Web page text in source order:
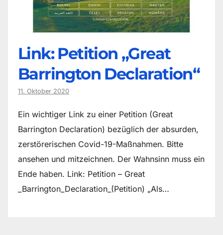
Link: Petition „Great
Barrington Declaration“
11. Oktober 2020
Ein wichtiger Link zu einer Petition (Great
Barrington Declaration) bezüglich der absurden,
zerstörerischen Covid-19-Maßnahmen. Bitte
ansehen und mitzeichnen. Der Wahnsinn muss ein
Ende haben. Link: Petition – Great
_Barrington_Declaration_(Petition) „Als…